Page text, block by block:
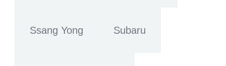
Ssang Yong Subaru